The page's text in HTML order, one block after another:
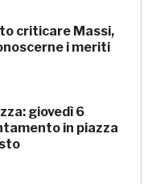
criticare Massi,
i meriti
giovedì 6
in piazza